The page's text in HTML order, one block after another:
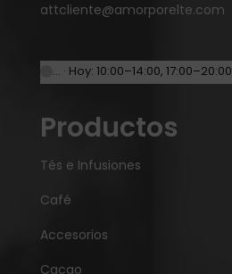
attcliente@amorporelte.com
… · Hoy: 10:00–14:00, 17:00–20:00
Productos
Tés e Infusiones
Café
Accesorios
Cacao